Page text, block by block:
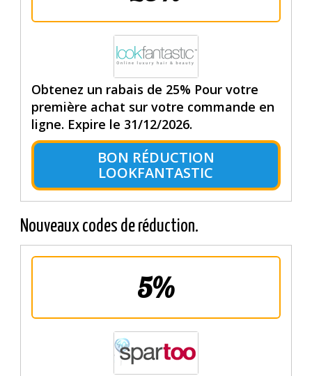
Obtenez un rabais de 25% Pour votre
première achat sur votre commande en
ligne. Expire le 31/12/2026.
BON RÉDUCTION
LOOKFANTASTIC
Nouveaux codes de réduction.
5%